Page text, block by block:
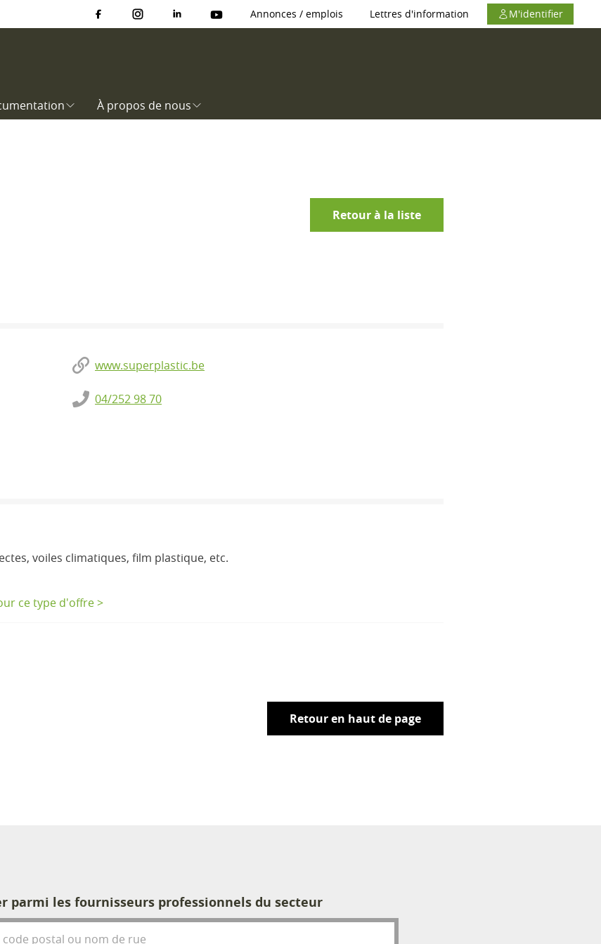
Annonces / emplois Lettres d'information M'identifier
À propos de nous
Retour à la liste
www.superplastic.be
04/252 98 70
voiles climatiques, film plastique, etc.
ce type d'offre >
Retour en haut de page
parmi les fournisseurs professionnels du secteur